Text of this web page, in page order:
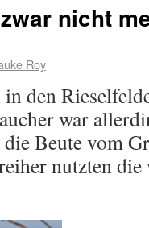
nicht
Roy
den
war
Beute vom
nutzten